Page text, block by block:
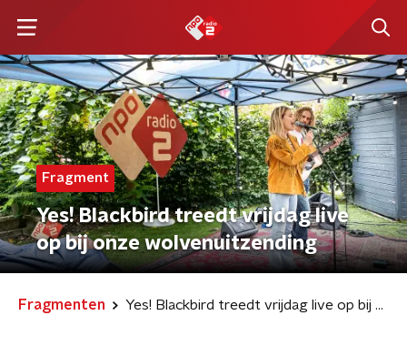
Fragment
Yes! Blackbird treedt vrijdag live
op bij onze wolvenuitzending
Fragmenten Yes! Blackbird treedt vrijdag live op bij onze wolvenuitzending